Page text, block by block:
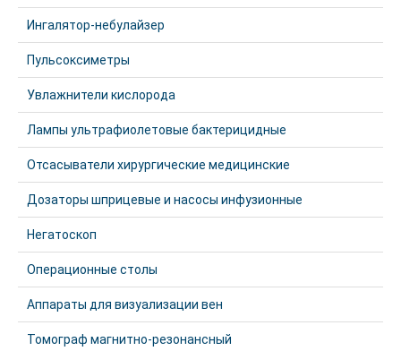
Ингалятор-небулайзер
Пульсоксиметры
Увлажнители кислорода
Лампы ультрафиолетовые бактерицидные
Отсасыватели хирургические медицинские
Дозаторы шприцевые и насосы инфузионные
Негатоскоп
Операционные столы
Аппараты для визуализации вен
Томограф магнитно-резонансный